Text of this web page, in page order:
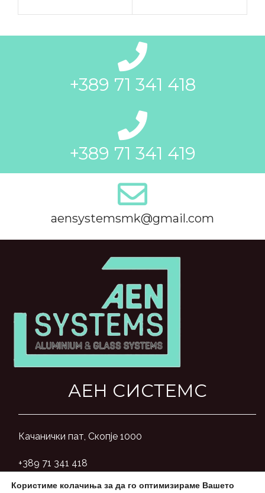
+389 71 341 418
+389 71 341 419
aensystemsmk@gmail.com
АЕН СИСТЕМС
Качанички пат, Скопје 1000
+389 71 341 418
aensystemsmk@gmail.com
Користиме колачиња за да го оптимизираме Вашето